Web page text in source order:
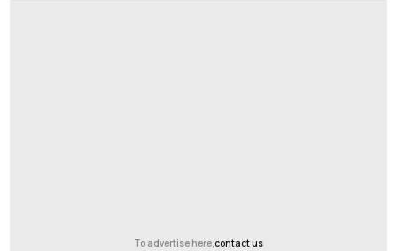
To advertise here,contact us